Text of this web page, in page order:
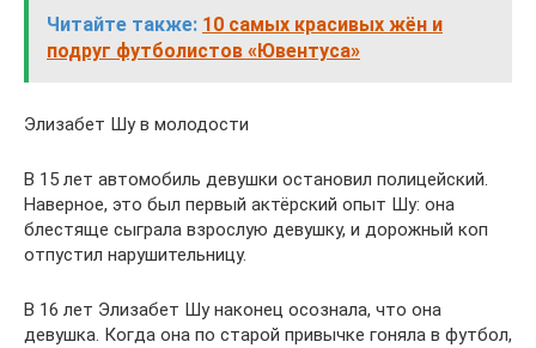
Читайте также: 10 самых красивых жён и
подруг футболистов «Ювентуса»
Элизабет Шу в молодости
В 15 лет автомобиль девушки остановил полицейский.
Наверное, это был первый актёрский опыт Шу: она
блестяще сыграла взрослую девушку, и дорожный коп
отпустил нарушительницу.
В 16 лет Элизабет Шу наконец осознала, что она
девушка. Когда она по старой привычке гоняла в футбол,